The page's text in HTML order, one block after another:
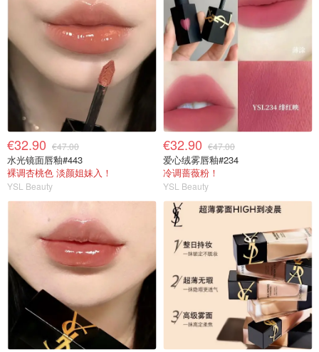
€32.90 €47.00
水光镜面唇釉#443
裸调杏桃色 淡颜姐妹入！
YSL Beauty
€32.90 €47.00
爱心绒雾唇釉#234
冷调蔷薇粉！
YSL Beauty